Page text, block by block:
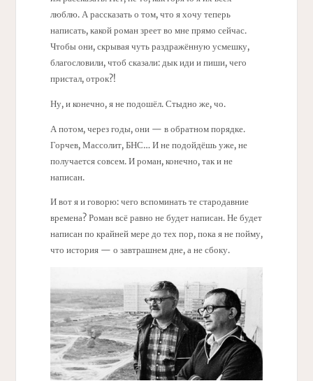
люблю. А рассказать о том, что я хочу теперь
написать, какой роман зреет во мне прямо сейчас.
Чтобы они, скрывая чуть раздражённую усмешку,
благословили, чтоб сказали: дык иди и пиши, чего
пристал, отрок?!
Ну, и конечно, я не подошёл. Стыдно же, чо.
А потом, через годы, они — в обратном порядке.
Горчев, Массолит, БНС… И не подойдёшь уже, не
получается совсем. И роман, конечно, так и не
написан.
И вот я и говорю: чего вспоминать те стародавние
времена? Роман всё равно не будет написан. Не будет
написан по крайней мере до тех пор, пока я не пойму,
что история — о завтрашнем дне, а не сбоку.